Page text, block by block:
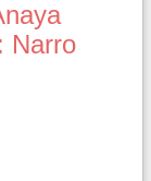
Narro